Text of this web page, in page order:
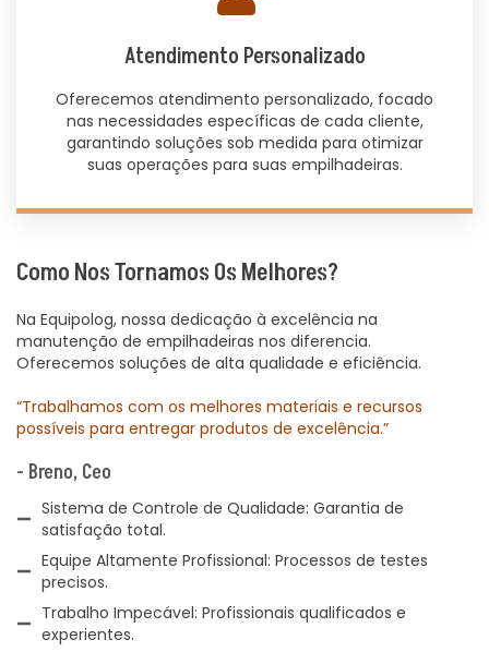
Atendimento Personalizado
Oferecemos atendimento personalizado, focado
nas necessidades específicas de cada cliente,
garantindo soluções sob medida para otimizar
suas operações para suas empilhadeiras.
Como Nos Tornamos Os Melhores?
Na Equipolog, nossa dedicação à excelência na
manutenção de empilhadeiras nos diferencia.
Oferecemos soluções de alta qualidade e eficiência.
“Trabalhamos com os melhores materiais e recursos
possíveis para entregar produtos de excelência.”
- Breno, Ceo
Sistema de Controle de Qualidade: Garantia de
satisfação total.
Equipe Altamente Profissional: Processos de testes
precisos.
Trabalho Impecável: Profissionais qualificados e
experientes.